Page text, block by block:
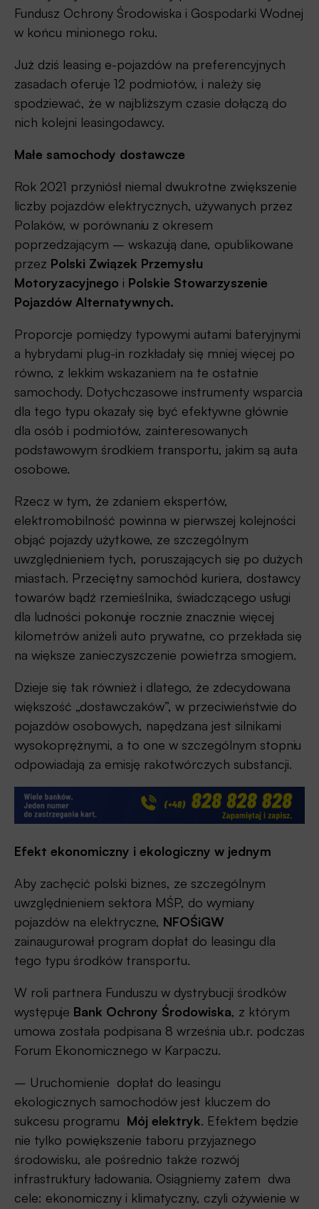
Fundusz Ochrony Środowiska i Gospodarki Wodnej
w końcu minionego roku.
Już dziś leasing e-pojazdów na preferencyjnych
zasadach oferuje 12 podmiotów, i należy się
spodziewać, że w najbliższym czasie dołączą do
nich kolejni leasingodawcy.
Małe samochody dostawcze
Rok 2021 przyniósł niemal dwukrotne zwiększenie
liczby pojazdów elektrycznych, używanych przez
Polaków, w porównaniu z okresem
poprzedzającym – wskazują dane, opublikowane
przez Polski Związek Przemysłu
Motoryzacyjnego i Polskie Stowarzyszenie
Pojazdów Alternatywnych.
Proporcje pomiędzy typowymi autami bateryjnymi
a hybrydami plug-in rozkładały się mniej więcej po
równo, z lekkim wskazaniem na te ostatnie
samochody. Dotychczasowe instrumenty wsparcia
dla tego typu okazały się być efektywne głównie
dla osób i podmiotów, zainteresowanych
podstawowym środkiem transportu, jakim są auta
osobowe.
Rzecz w tym, że zdaniem ekspertów,
elektromobilność powinna w pierwszej kolejności
objąć pojazdy użytkowe, ze szczególnym
uwzględnieniem tych, poruszających się po dużych
miastach. Przeciętny samochód kuriera, dostawcy
towarów bądź rzemieślnika, świadczącego usługi
dla ludności pokonuje rocznie znacznie więcej
kilometrów aniżeli auto prywatne, co przekłada się
na większe zanieczyszczenie powietrza smogiem.
Dzieje się tak również i dlatego, że zdecydowana
większość „dostawczaków”, w przeciwieństwie do
pojazdów osobowych, napędzana jest silnikami
wysokoprężnymi, a to one w szczególnym stopniu
odpowiadają za emisję rakotwórczych substancji.
Efekt ekonomiczny i ekologiczny w jednym
Aby zachęcić polski biznes, ze szczególnym
uwzględnieniem sektora MŚP, do wymiany
pojazdów na elektryczne, NFOŚiGW
zainaugurował program dopłat do leasingu dla
tego typu środków transportu.
W roli partnera Funduszu w dystrybucji środków
występuje Bank Ochrony Środowiska, z którym
umowa została podpisana 8 września ub.r. podczas
Forum Ekonomicznego w Karpaczu.
– Uruchomienie dopłat do leasingu
ekologicznych samochodów jest kluczem do
sukcesu programu Mój elektryk. Efektem będzie
nie tylko powiększenie taboru przyjaznego
środowisku, ale pośrednio także rozwój
infrastruktury ładowania. Osiągniemy zatem dwa
cele: ekonomiczny i klimatyczny, czyli ożywienie w